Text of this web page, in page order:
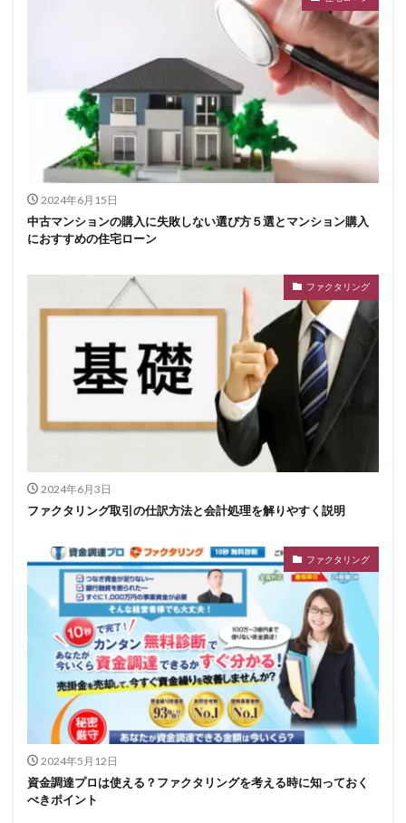
2024年6月15日
中古マンションの購入に失敗しない選び方５選とマンション購入
におすすめの住宅ローン
ファクタリング
2024年6月3日
ファクタリング取引の仕訳方法と会計処理を解りやすく説明
ファクタリング
2024年5月12日
資金調達プロは使える？ファクタリングを考える時に知っておく
べきポイント